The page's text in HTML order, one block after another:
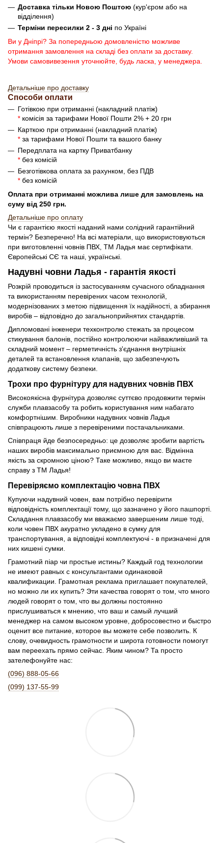
Доставка тільки Новою Поштою (кур'єром або на
відділення)
Терміни пересилки 2 - 3 дні по Україні
Ви у Дніпрі? За попередньою домовленістю можливе
отримання замовлення на складі без оплати за доставку.
Умови самовивезення уточнюйте, будь ласка, у менеджера.
Детальніше про доставку
Способи оплати
Готівкою при отриманні (накладний платіж)
* комісія за тарифами Нової Пошти 2% + 20 грн
Карткою при отриманні (накладний платіж)
* за тарифами Нової Пошти та вашого банку
Передплата на картку Приватбанку
* без комісій
Безготівкова оплата за рахунком, без ПДВ
* без комісій
Оплата при отриманні можлива лише для замовлень на
суму від 250 грн.
Детальніше про оплату
Чи є гарантією якості наданий нами солідний гарантійний
термін? Безперечно! На всі матеріали, що використовуються
при виготовленні човнів ПВХ, ТМ Ладья має сертифікати.
Європейські СЄ та наші, українські.
Надувні човни Ладья - гарантія якості
Розкрій проводиться із застосуванням сучасного обладнання
та використанням перевірених часом технологій,
модернізованих з метою підвищення їх надійності, а збирання
виробів – відповідно до загальноприйнятих стандартів.
Дипломовані інженери техконтролю стежать за процесом
стикування балонів, постійно контролюючи найважливіший та
складний момент – герметичність з'єднання внутрішніх
деталей та встановлення клапанів, що забезпечують
додаткову систему безпеки.
Трохи про фурнітуру для надувних човнів ПВХ
Високоякісна фурнітура дозволяє суттєво продовжити термін
служби плавзасобу та робить користування ним набагато
комфортнішим. Виробники надувних човнів Ладья
співпрацюють лише з перевіреними постачальниками.
Співпраця йде безпосередньо: це дозволяє зробити вартість
наших виробів максимально приємною для вас. Відмінна
якість за скромною ціною? Таке можливо, якщо ви маєте
справу з ТМ Ладья!
Перевіряємо комплектацію човна ПВХ
Купуючи надувний човен, вам потрібно перевірити
відповідність комплектації тому, що зазначено у його пашпортi.
Складання плавзасобу ми вважаємо завершеним лише тоді,
коли човен ПВХ акуратно укладено в сумку для
транспортування, а відповідні комплектуючі - в призначені для
них кишені сумки.
Грамотний піар чи простые истины? Каждый год технологии
не имеют равных с консультантами одинаковой
квалификации. Грамотная реклама приглашает покупателей,
но можно ли их купить? Эти качества говорят о том, что много
людей говорят о том, что вы должны постоянно
прислушиваться к мнению, что ваш и самый лучший
менеджер на самом высоком уровне, добросовестно и быстро
оценит все питание, которое вы можете себе позволить. К
слову, очевидность грамотности и широта готовности помогут
вам переехать прямо сейчас. Яким чином? Та просто
зателефонуйте нас:
(096) 888-05-66
(099) 137-55-99